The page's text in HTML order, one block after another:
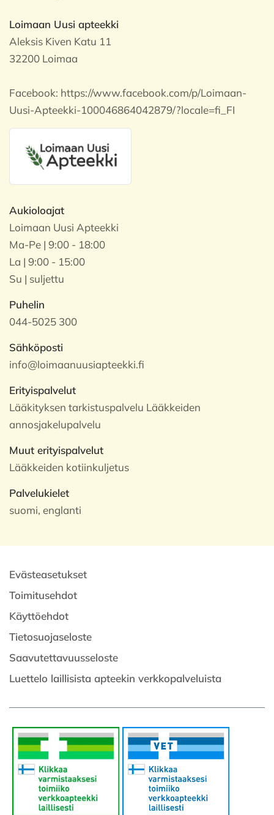
Loimaan Uusi apteekki
Aleksis Kiven Katu 11
32200 Loimaa
Facebook: https://www.facebook.com/p/Loimaan-
Uusi-Apteekki-100046864042879/?locale=fi_FI
Aukioloajat
Loimaan Uusi Apteekki
Ma-Pe | 9:00 - 18:00
La | 9:00 - 15:00
Su | suljettu
Puhelin
044-5025 300
Sähköposti
info@loimaanuusiapteekki.fi
Erityispalvelut
Lääkityksen tarkistuspalvelu Lääkkeiden
annosjakelupalvelu
Muut erityispalvelut
Lääkkeiden kotiinkuljetus
Palvelukielet
suomi, englanti
Evästeasetukset
Toimitusehdot
Käyttöehdot
Tietosuojaseloste
Saavutettavuusseloste
Luettelo laillisista apteekin verkkopalveluista